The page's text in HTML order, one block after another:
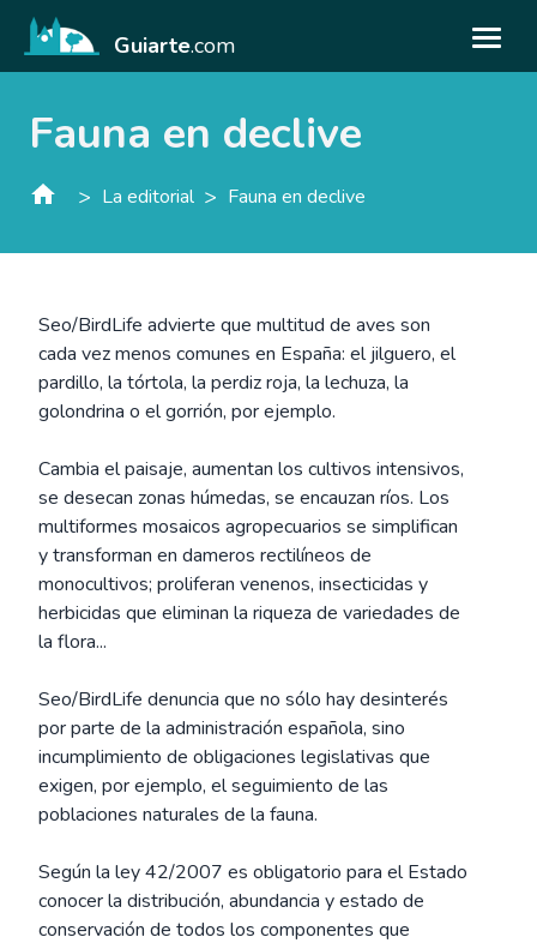
Guiarte.com
Fauna en declive
> La editorial > Fauna en declive
Seo/BirdLife advierte que multitud de aves son
cada vez menos comunes en España: el jilguero, el
pardillo, la tórtola, la perdiz roja, la lechuza, la
golondrina o el gorrión, por ejemplo.
Cambia el paisaje, aumentan los cultivos intensivos,
se desecan zonas húmedas, se encauzan ríos. Los
multiformes mosaicos agropecuarios se simplifican
y transforman en dameros rectilíneos de
monocultivos; proliferan venenos, insecticidas y
herbicidas que eliminan la riqueza de variedades de
la flora...
Seo/BirdLife denuncia que no sólo hay desinterés
por parte de la administración española, sino
incumplimiento de obligaciones legislativas que
exigen, por ejemplo, el seguimiento de las
poblaciones naturales de la fauna.
Según la ley 42/2007 es obligatorio para el Estado
conocer la distribución, abundancia y estado de
conservación de todos los componentes que